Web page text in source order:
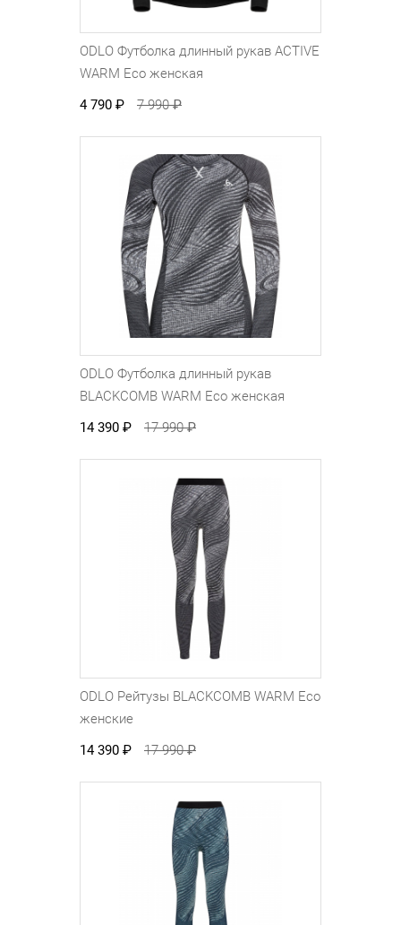
ODLO Футболка длинный рукав ACTIVE
WARM Eco женская
4 790 ₽ 7 990₽
ODLO Футболка длинный рукав
BLACKCOMB WARM Eco женская
14 390 ₽ 17 990₽
ODLO Рейтузы BLACKCOMB WARM Eco
женские
14 390 ₽ 17 990₽